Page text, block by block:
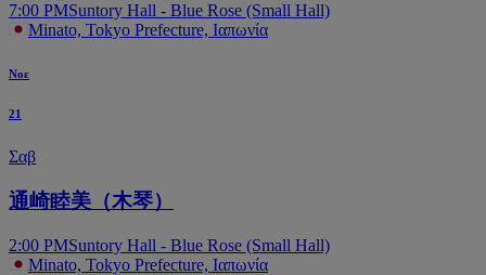
7:00 PMSuntory Hall - Blue Rose (Small Hall)
Minato, Tokyo Prefecture, Ιαπωνία
Νοε
21
Σαβ
通崎睦美（木琴）
2:00 PMSuntory Hall - Blue Rose (Small Hall)
Minato, Tokyo Prefecture, Ιαπωνία